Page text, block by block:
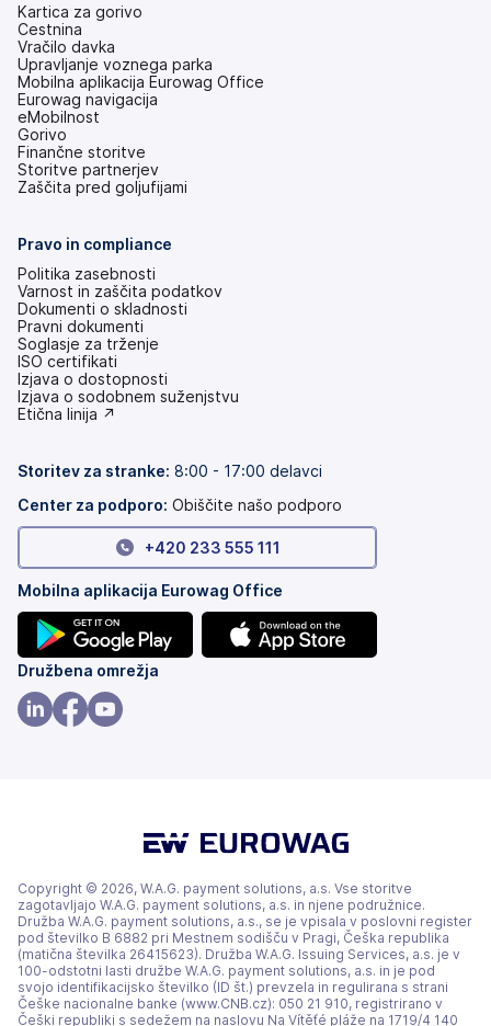
Kartica za gorivo
Cestnina
Vračilo davka
Upravljanje voznega parka
Mobilna aplikacija Eurowag Office
Eurowag navigacija
eMobilnost
Gorivo
Finančne storitve
Storitve partnerjev
Zaščita pred goljufijami
Pravo in compliance
Politika zasebnosti
Varnost in zaščita podatkov
Dokumenti o skladnosti
Pravni dokumenti
Soglasje za trženje
ISO certifikati
Izjava o dostopnosti
(odpre
se
zavihku)
Izjava o sodobnem suženjstvu
(odpre
novem
Etična linija ↗
Storitev za stranke: 8:00 - 17:00 delavci
Center za podporo: Obiščite našo podporo
+420 233 555 111
Mobilna aplikacija Eurowag Office
(odpre
se
v
Družbena omrežja
zavihku)
Copyright © 2026, W.A.G. payment solutions, a.s. Vse storitve
zagotavljajo W.A.G. payment solutions, a.s. in njene podružnice.
Družba W.A.G. payment solutions, a.s., se je vpisala v poslovni register
pod številko B 6882 pri Mestnem sodišču v Pragi, Češka republika
(matična številka 26415623). Družba W.A.G. Issuing Services, a.s. je v
100-odstotni lasti družbe W.A.G. payment solutions, a.s. in je pod
svojo identifikacijsko številko (ID št.) prevzela in regulirana s strani
Češke nacionalne banke (www.CNB.cz): 050 21 910, registrirano v
Češki republiki s sedežem na naslovu Na Vítěťé pláže na 1719/4 140